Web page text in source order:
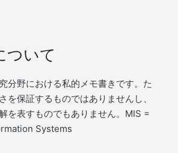
ついて
分野における私的メモ書きです。た
を保証するものではありませんし、
を表すものでもありません。MIS =
Systems